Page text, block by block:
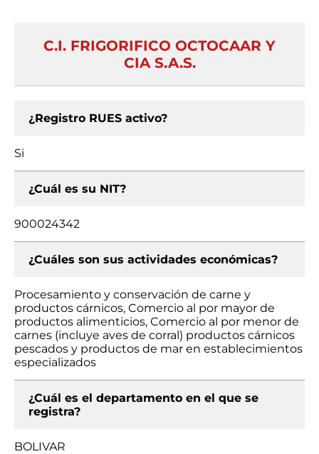
C.I. FRIGORIFICO OCTOCAAR Y
CIA S.A.S.
¿Registro RUES activo?
Si
¿Cuál es su NIT?
900024342
¿Cuáles son sus actividades económicas?
Procesamiento y conservación de carne y
productos cárnicos, Comercio al por mayor de
productos alimenticios, Comercio al por menor de
carnes (incluye aves de corral) productos cárnicos
pescados y productos de mar en establecimientos
especializados
¿Cuál es el departamento en el que se
registra?
BOLIVAR